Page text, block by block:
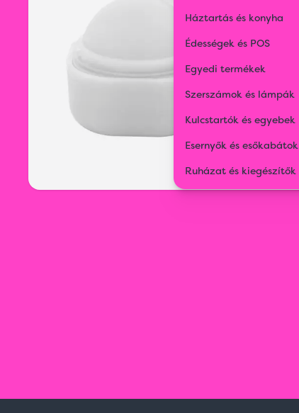
Háztartás és konyha
Édességek és POS
Egyedi termékek
Szerszámok és lámpák
Kulcstartók és egyebek
Esernyők és esőkabátok
Ruházat és kiegészítők